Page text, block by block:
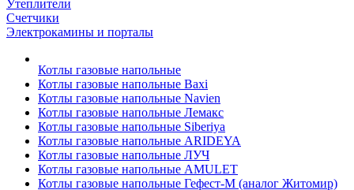
Утеплители
Счетчики
Электрокамины и порталы
Котлы газовые напольные
Котлы газовые напольные Baxi
Котлы газовые напольные Navien
Котлы газовые напольные Лемакс
Котлы газовые напольные Siberiya
Котлы газовые напольные ARIDEYA
Котлы газовые напольные ЛУЧ
Котлы газовые напольные AMULET
Котлы газовые напольные Гефест-М (аналог Житомир)